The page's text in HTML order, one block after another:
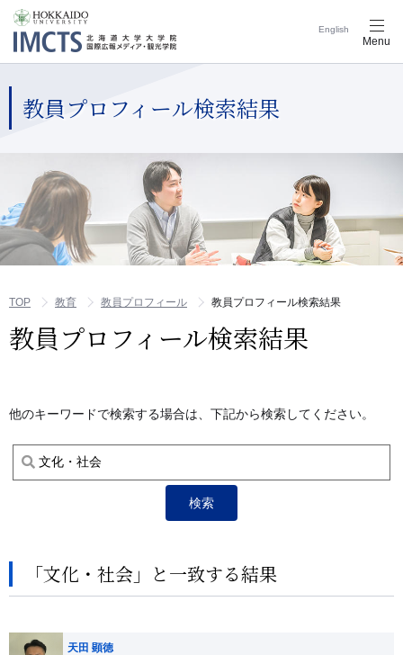
English
メ
ュ
シ
Menu
教員プロフィール検索結果
TOP 教育 教員プロフィール 教員プロフィール検索結果
教員プロフィール検索結果
他のキーワードで検索する場合は、下記から検索してください。
「文化・社会」と一致する結果
天田 顕徳